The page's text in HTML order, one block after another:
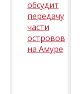
обсудит
передачу
части
островов
на Амуре